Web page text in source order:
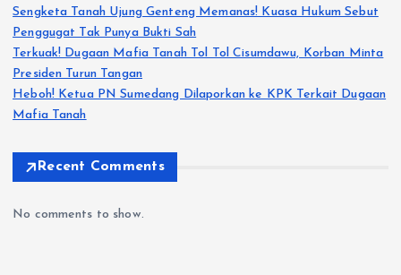
Sengketa Tanah Ujung Genteng Memanas! Kuasa Hukum Sebut
Penggugat Tak Punya Bukti Sah
Terkuak! Dugaan Mafia Tanah Tol Tol Cisumdawu, Korban Minta
Presiden Turun Tangan
Heboh! Ketua PN Sumedang Dilaporkan ke KPK Terkait Dugaan
Mafia Tanah
Recent Comments
No comments to show.